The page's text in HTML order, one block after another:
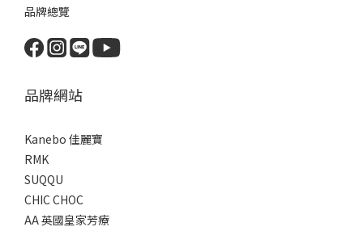
品牌總覽
品牌網站
Kanebo 佳麗寶
RMK
SUQQU
CHIC CHOC
AA 英國皇家芳療